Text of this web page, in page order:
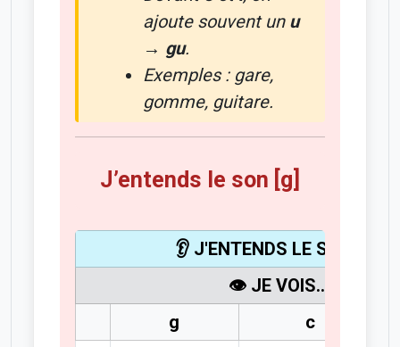
ajoute souvent un u
→ gu.
Exemples : gare,
gomme, guitare.
J’entends le son [g]
👂 J'ENTENDS LE SON [g]
👁️ JE VOIS...
g
c